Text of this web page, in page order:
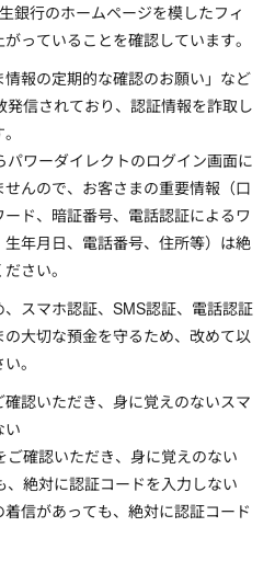
銀行のホームページを模したフィ
っていることを確認しています。
報の定期的な確認のお願い」など
発信されており、認証情報を詐取し
ワーダイレクトのログイン画面に
んので、お客さまの重要情報（口
ド、暗証番号、電話認証によるワ
年月日、電話番号、住所等）は絶
さい。
スマホ認証、SMS認証、電話認証
大切な預金を守るため、改めて以
。
認いただき、身に覚えのないスマ
い
確認いただき、身に覚えのない
絶対に認証コードを入力しない
信があっても、絶対に認証コード